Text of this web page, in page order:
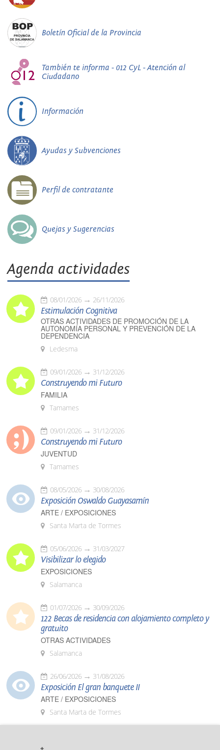
Boletín Oficial de la Provincia
También te informa - 012 CyL - Atención al
Ciudadano
Información
Ayudas y Subvenciones
Perfil de contratante
Quejas y Sugerencias
Agenda actividades
08/01/2026 26/11/2026
Estimulación Cognitiva
OTRAS ACTIVIDADES DE PROMOCIÓN DE LA
AUTONOMÍA PERSONAL Y PREVENCIÓN DE LA
DEPENDENCIA
Ledesma
09/01/2026 31/12/2026
Construyendo mi Futuro
FAMILIA
Tamames
09/01/2026 31/12/2026
Construyendo mi Futuro
JUVENTUD
Tamames
08/05/2026 30/08/2026
Exposición Oswaldo Guayasamín
ARTE / EXPOSICIONES
Santa Marta de Tormes
05/06/2026 31/03/2027
Visibilizar lo elegido
EXPOSICIONES
Salamanca
01/07/2026 30/09/2026
122 Becas de residencia con alojamiento completo y
gratuito
OTRAS ACTIVIDADES
Salamanca
26/06/2026 31/08/2026
Exposición El gran banquete II
ARTE / EXPOSICIONES
Santa Marta de Tormes